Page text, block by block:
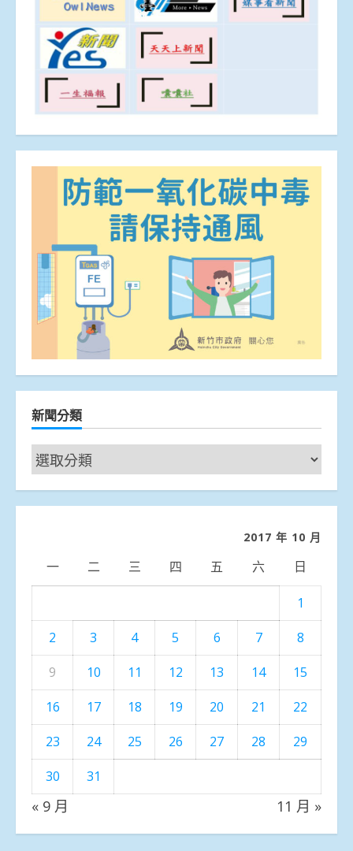
新聞分類
新
聞
分
2017 年 10 月
一 二 三 四 五 六 日
1
2
3 4 5 6 7
8
9
10 11 12 13 14
15
16
17 18 19 20 21
22
23
24 25 26 27 28
29
30
31
« 9 月 11 月 »